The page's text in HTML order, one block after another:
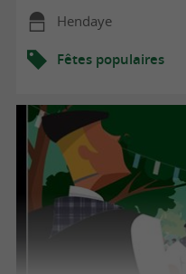
Hendaye
Fêtes populaires